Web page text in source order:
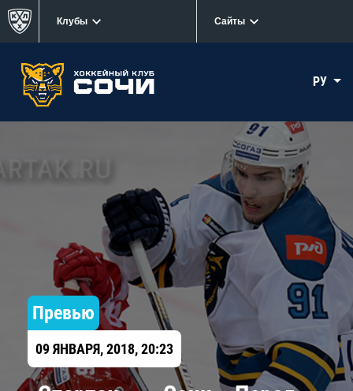
Клубы Сайты
РУ
Превью
09 ЯНВАРЯ, 2018, 20:23